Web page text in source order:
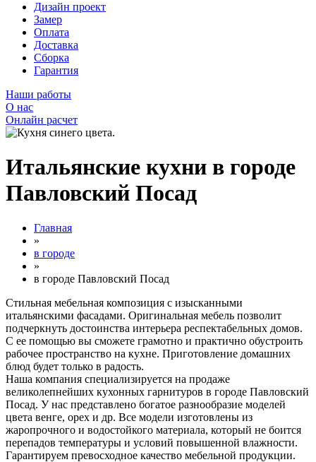
Дизайн проект
Замер
Оплата
Доставка
Сборка
Гарантия
Наши работы
О нас
Онлайн расчет
Итальянские кухни в городе
Павловский Посад
Главная
»
в городе
»
в городе Павловский Посад
Стильная мебельная композиция с изысканными
итальянскими фасадами. Оригинальная мебель позволит
подчеркнуть достоинства интерьера респектабельных домов.
С ее помощью вы сможете грамотно и практично обустроить
рабочее пространство на кухне. Приготовление домашних
блюд будет только в радость.
Наша компания специализируется на продаже
великолепнейших кухонных гарнитуров в городе Павловский
Посад. У нас представлено богатое разнообразие моделей
цвета венге, орех и др. Все модели изготовлены из
жаропрочного и водостойкого материала, который не боится
перепадов температуры и условий повышенной влажности.
Гарантируем превосходное качество мебельной продукции.